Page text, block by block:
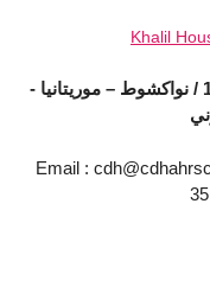
Khalil
هاتف 35 20 29 45 (222) + - ص . ب 1258 / نواكشوط – موريتانيا -
Email :